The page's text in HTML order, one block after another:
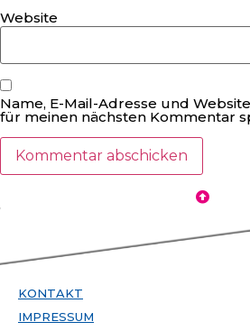
Website
Name, E-Mail-Adresse und
für meinen nächsten Kommentar
KONTAKT
IMPRESSUM